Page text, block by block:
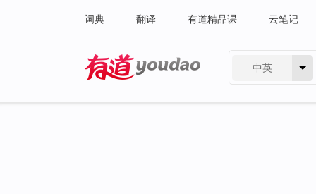
词典 翻译 有道精品课 云笔记
中英